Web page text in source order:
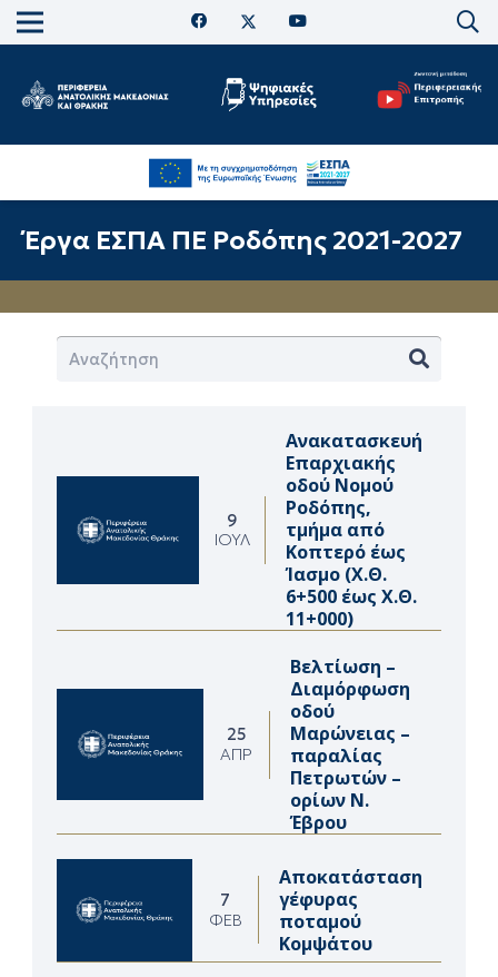
Έργα ΈΣΠΑ ΠΕ Ροδόπης 2021-2027
9
ΙΟΎΛ
Ανακατασκευή
Επαρχιακής
οδού Νομού
Ροδόπης,
τμήμα από
Κοπτερό έως
Ίασμο (Χ.Θ.
6+500 έως Χ.Θ.
11+000)
25
ΑΠΡ
Βελτίωση –
Διαμόρφωση
οδού
Μαρώνειας –
παραλίας
Πετρωτών –
ορίων Ν.
Έβρου
7
ΦΕΒ
Αποκατάσταση
γέφυρας
ποταμού
Κομψάτου